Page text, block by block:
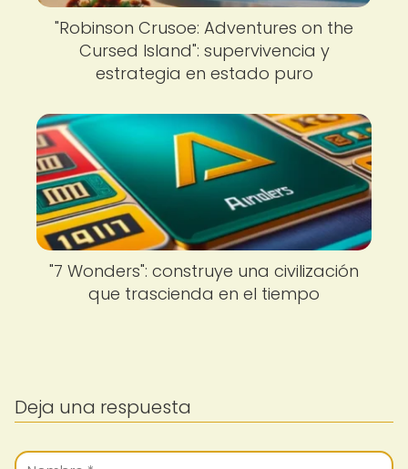
"Robinson Crusoe: Adventures on the
Cursed Island": supervivencia y
estrategia en estado puro
"7 Wonders": construye una civilización
que trascienda en el tiempo
Deja una respuesta